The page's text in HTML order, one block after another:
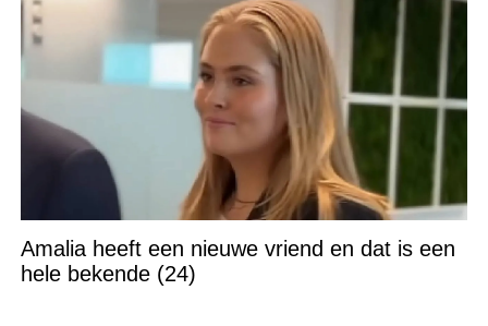
Amalia heeft een nieuwe vriend en dat is een
hele bekende (24)